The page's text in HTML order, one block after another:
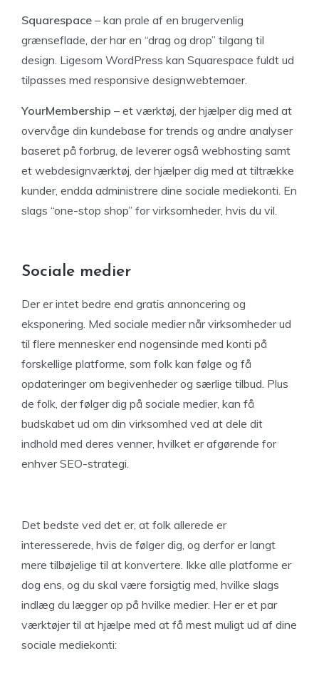
Squarespace – kan prale af en brugervenlig
grænseflade, der har en “drag og drop” tilgang til
design. Ligesom WordPress kan Squarespace fuldt ud
tilpasses med responsive designwebtemaer.
YourMembership – et værktøj, der hjælper dig med at
overvåge din kundebase for trends og andre analyser
baseret på forbrug, de leverer også webhosting samt
et webdesignværktøj, der hjælper dig med at tiltrække
kunder, endda administrere dine sociale mediekonti. En
slags “one-stop shop” for virksomheder, hvis du vil.
Sociale medier
Der er intet bedre end gratis annoncering og
eksponering. Med sociale medier når virksomheder ud
til flere mennesker end nogensinde med konti på
forskellige platforme, som folk kan følge og få
opdateringer om begivenheder og særlige tilbud. Plus
de folk, der følger dig på sociale medier, kan få
budskabet ud om din virksomhed ved at dele dit
indhold med deres venner, hvilket er afgørende for
enhver SEO-strategi.
Det bedste ved det er, at folk allerede er
interesserede, hvis de følger dig, og derfor er langt
mere tilbøjelige til at konvertere. Ikke alle platforme er
dog ens, og du skal være forsigtig med, hvilke slags
indlæg du lægger op på hvilke medier. Her er et par
værktøjer til at hjælpe med at få mest muligt ud af dine
sociale mediekonti: